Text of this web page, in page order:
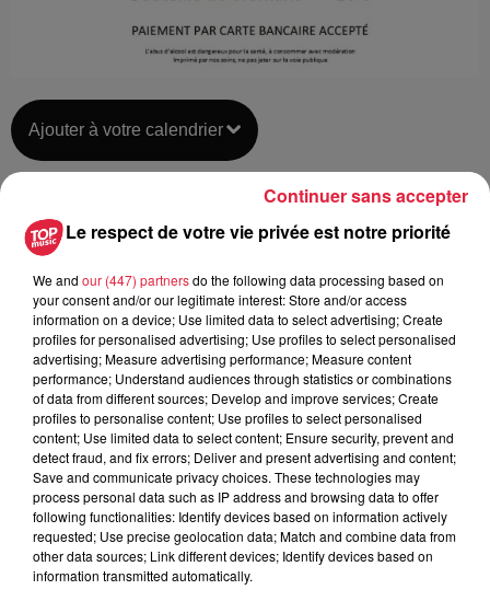
Ajouter à votre calendrier
Date
Lieu
Caserne des pompiers
NIEDERHERGHEIM
Organisateur
Sophie JACOB
0677262378
sophie.maurer@laposte.net
Le respect de votre vie privée est notre priorité
We and our (447) partnersdo the following data processing based on
your consent and/or our legitimate interest: Store and/or access
information on a device; Use limited data to select advertising; Create
profiles for personalised advertising; Use profiles to select personalised
advertising; Measure advertising performance; Measure content
performance; Understand audiences through statistics or combinations
of data from different sources; Develop and improve services; Create
profiles to personalise content; Use profiles to select personalised
content; Use limited data to select content; Ensure security, prevent and
detect fraud, and fix errors; Deliver and present advertising and content;
Save and communicate privacy choices. These technologies may
process personal data such as IP address and browsing data to offer
following functionalities: Identify devices based on information actively
requested; Use precise geolocation data; Match and combine data from
other data sources; Link different devices; Identify devices based on
information transmitted automatically.
Continuer sans accepter